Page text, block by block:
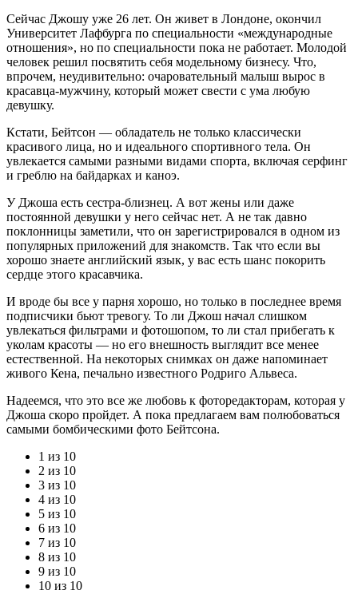
Сейчас Джошу уже 26 лет. Он живет в Лондоне, окончил
Университет Лафбурга по специальности «международные
отношения», но по специальности пока не работает. Молодой
человек решил посвятить себя модельному бизнесу. Что,
впрочем, неудивительно: очаровательный малыш вырос в
красавца-мужчину, который может свести с ума любую
девушку.
Кстати, Бейтсон — обладатель не только классически
красивого лица, но и идеального спортивного тела. Он
увлекается самыми разными видами спорта, включая серфинг
и греблю на байдарках и каноэ.
У Джоша есть сестра-близнец. А вот жены или даже
постоянной девушки у него сейчас нет. А не так давно
поклонницы заметили, что он зарегистрировался в одном из
популярных приложений для знакомств. Так что если вы
хорошо знаете английский язык, у вас есть шанс покорить
сердце этого красавчика.
И вроде бы все у парня хорошо, но только в последнее время
подписчики бьют тревогу. То ли Джош начал слишком
увлекаться фильтрами и фотошопом, то ли стал прибегать к
уколам красоты — но его внешность выглядит все менее
естественной. На некоторых снимках он даже напоминает
живого Кена, печально известного Родриго Альвеса.
Надеемся, что это все же любовь к фоторедакторам, которая у
Джоша скоро пройдет. А пока предлагаем вам полюбоваться
самыми бомбическими фото Бейтсона.
1 из 10
2 из 10
3 из 10
4 из 10
5 из 10
6 из 10
7 из 10
8 из 10
9 из 10
10 из 10